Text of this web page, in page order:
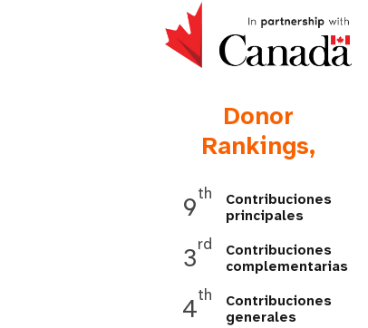
Donor
Rankings,
9th
Contribuciones
principales
3rd
Contribuciones
complementarias
4th
Contribuciones
generales